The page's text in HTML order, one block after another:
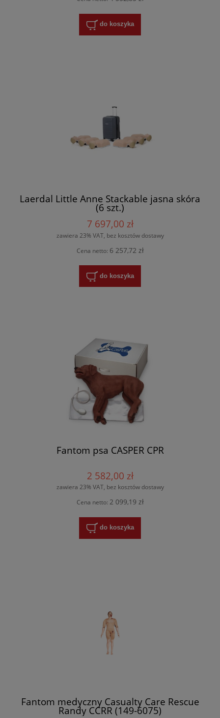
do koszyka
Laerdal Little Anne Stackable jasna skóra
(6 szt.)
7 697,00 zł
zawiera 23% VAT, bez kosztów dostawy
Cena netto: 6 257,72 zł
do koszyka
Fantom psa CASPER CPR
2 582,00 zł
zawiera 23% VAT, bez kosztów dostawy
Cena netto: 2 099,19 zł
do koszyka
Fantom medyczny Casualty Care Rescue
Randy CCRR (149-6075)